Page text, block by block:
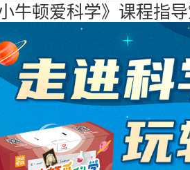
小牛顿爱科学》课程